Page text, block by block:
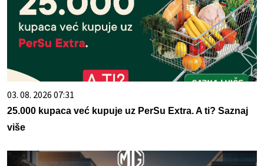
03. 08. 2026 07:31
25.000 kupaca već kupuje uz PerSu Extra. A ti? Saznaj
više